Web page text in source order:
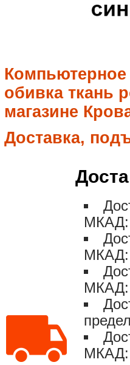
обивка ткань
магазине
Доставка,
МКАД:
МКАД:
МКАД:
МКАД: